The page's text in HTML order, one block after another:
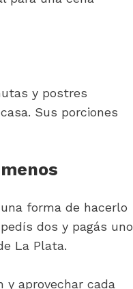
y postres
Sus porciones
forma de hacerlo
dos y pagás uno
La Plata.
y aprovechar cada